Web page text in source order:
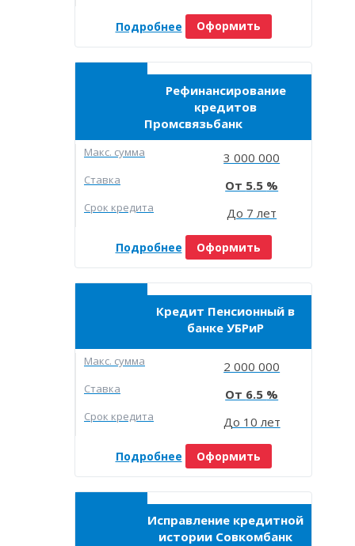
Подробнее Оформить
Рефинансирование
кредитов
Промсвязьбанк
Макc. сумма 3 000 000
Ставка 5.5
Срок кредита До 7 лет
Подробнее Оформить
Кредит Пенсионный в
банке УБРиР
Макc. сумма 2 000 000
Ставка 6.5
Срок кредита До 10 лет
Подробнее Оформить
Исправление кредитной
истории Совкомбанк